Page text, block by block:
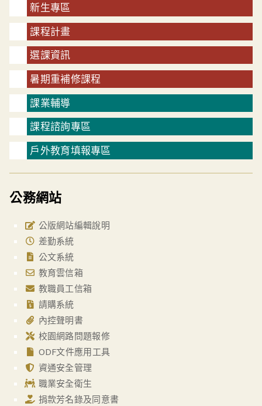
新生專區
課程計畫
選課資訊
暑期重補修課程
課業輔導
課程諮詢專區
戶外教育填報專區
公務網站
公版網站編輯說明
差勤系統
公文系統
教育雲信箱
教職員工信箱
請購系統
內控聲明書
校園網路問題報修
ODF文件應用工具
資通安全管理
職業安全衛生
捐款芳名錄及同意書